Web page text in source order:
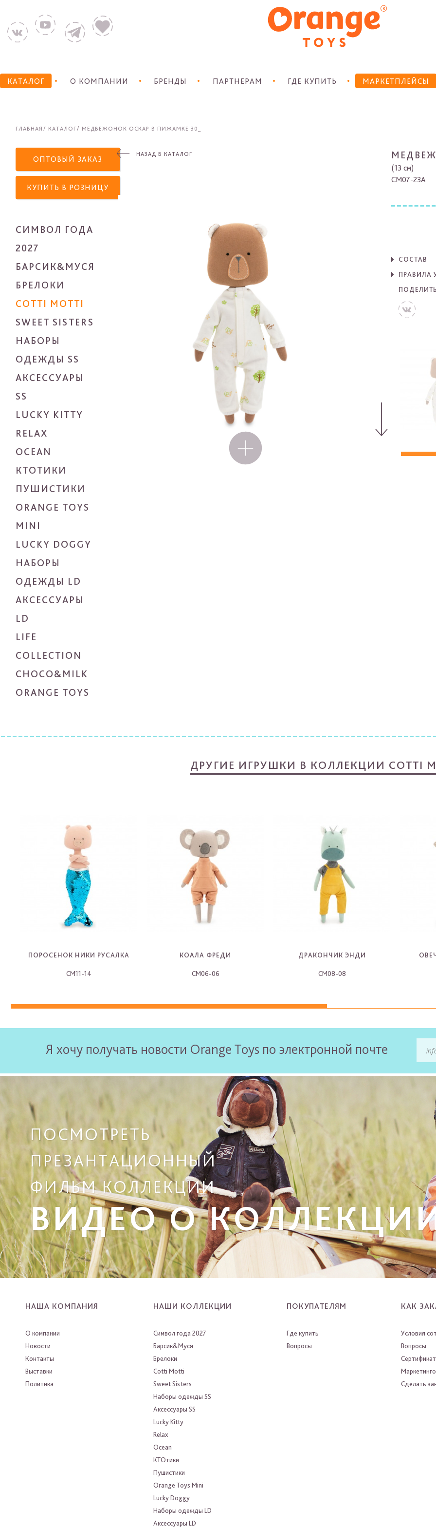
КАТАЛОГ О КОМПАНИИ БРЕНДЫ ПАРТНЕРАМ ГДЕ КУПИТЬ МАРКЕТПЛЕЙСЫ
ГЛАВНАЯ КАТАЛОГ МЕДВЕЖОНОК ОСКАР В ПИЖАМКЕ 30_
ОПТОВЫЙ ЗАКАЗ
КУПИТЬ В РОЗНИЦУ
СИМВОЛ ГОДА
2027
БАРСИК&МУСЯ
БРЕЛОКИ
COTTI MOTTI
SWEET SISTERS
НАБОРЫ
ОДЕЖДЫ SS
АКСЕССУАРЫ
SS
LUCKY KITTY
RELAX
OCEAN
КТОТИКИ
ПУШИСТИКИ
ORANGE TOYS
MINI
LUCKY DOGGY
НАБОРЫ
ОДЕЖДЫ LD
АКСЕССУАРЫ
LD
LIFE
COLLECTION
CHOCO&MILK
ORANGE TOYS
НАЗАД В КАТАЛОГ
(13 см)
CM07-23A
СОСТАВ
ПРАВИЛА
ДРУГИЕ ИГРУШКИ В КОЛЛЕКЦИИ COTTI
ПОРОСЕНОК НИКИ РУСАЛКА
CM11-14
КОАЛА ФРЕДИ
CM06-06
ДРАКОНЧИК ЭНДИ
CM08-08
Я хочу получать новости Orange Toys по электронной почте
ПОСМОТРЕТЬ
ПРЕЗАНТАЦИОННЫЙ
ФИЛЬМ КОЛЛЕКЦИИ
ВИДЕО О
НАША КОМПАНИЯ
О компании
Новости
Контакты
Выставки
Политика
НАШИ КОЛЛЕКЦИИ
Символ года 2027
Барсик&Муся
Брелоки
Cotti Motti
Sweet Sisters
Наборы одежды SS
Аксессуары SS
Lucky Kitty
Relax
Ocean
КТОтики
Пушистики
Orange Toys Mini
Lucky Doggy
Наборы одежды LD
Аксессуары LD
ПОКУПАТЕЛЯМ
Где купить
Вопросы
КАК
Условия
Вопросы
Сделать